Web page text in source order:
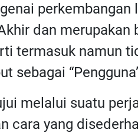
dan
termasuk namun
melalui suatu
cara yang